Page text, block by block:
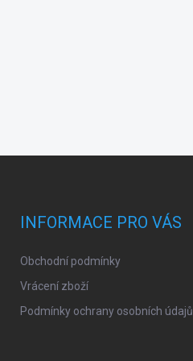
INFORMACE PRO VÁS
Obchodní podmínky
Vrácení zboží
Podmínky ochrany osobních údajů